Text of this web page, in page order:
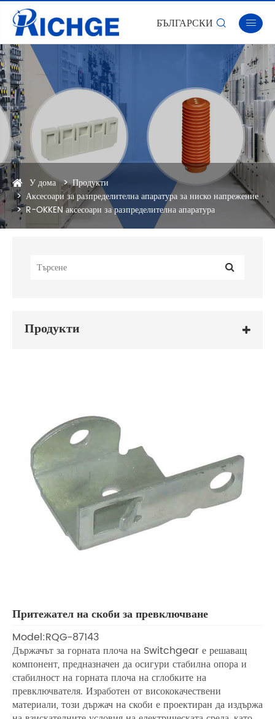
БЪЛГАРСКИ  
У дома
Продукти
Аксесоари за разпределителна апаратура за ниско напрежение
R-OKKEN аксесоари за разпределителна апаратура
Продукти
Притежател на скоби за превключване
Model:RQG-87143
Държачът за горната плоча на Switchgear е решаващ
компонент, предназначен да осигури стабилна опора и
стабилност на горната плоча на сглобките на
превключвателя. Изработен от висококачествени
материали, този държач на скоби е проектиран да издържа